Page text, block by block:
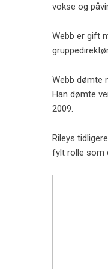
vokse og
Webb er gift
Webb dømte
Han dømte
2009.
Rileys
fylt rolle som